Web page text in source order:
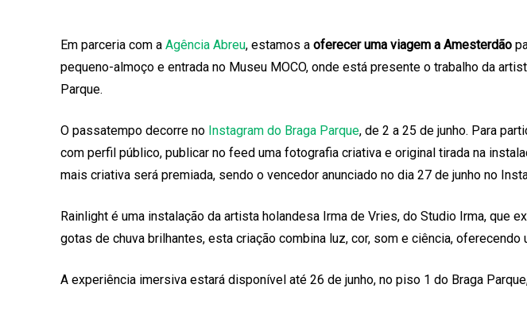
Em parceria com a Agência Abreu, estamos a oferecer uma viagem a Amesterdão
pequeno-almoço e entrada no Museu MOCO, onde está presente o trabalho da
Parque.
O passatempo decorre no Instagram do Braga Parque, de 2 a 25 de junho. Para
com perfil público, publicar no feed uma fotografia criativa e original tirada na
mais criativa será premiada, sendo o vencedor anunciado no dia 27 de junho no
Rainlight é uma instalação da artista holandesa Irma de Vries, do Studio Irma,
gotas de chuva brilhantes, esta criação combina luz, cor, som e ciência,
A experiência imersiva estará disponível até 26 de junho, no piso 1 do Braga